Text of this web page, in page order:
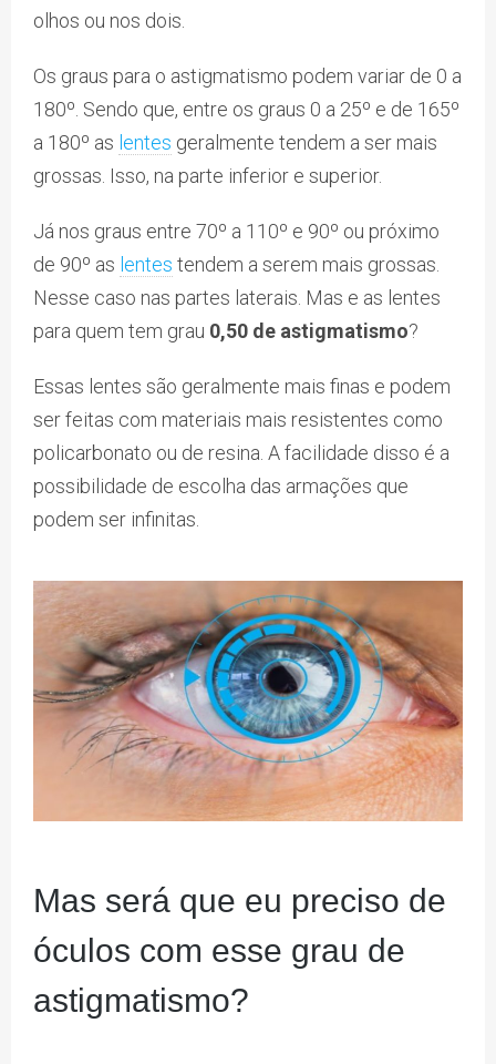
olhos ou nos dois.
Os graus para o astigmatismo podem variar de 0 a
180º. Sendo que, entre os graus 0 a 25º e de 165º
a 180º as lentes geralmente tendem a ser mais
grossas. Isso, na parte inferior e superior.
Já nos graus entre 70º a 110º e 90º ou próximo
de 90º as lentes tendem a serem mais grossas.
Nesse caso nas partes laterais. Mas e as lentes
para quem tem grau 0,50 de astigmatismo?
Essas lentes são geralmente mais finas e podem
ser feitas com materiais mais resistentes como
policarbonato ou de resina. A facilidade disso é a
possibilidade de escolha das armações que
podem ser infinitas.
Mas será que eu preciso de
óculos com esse grau de
astigmatismo?